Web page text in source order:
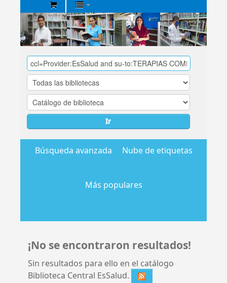
Biblioteca
Central
EsSalud
Ir
Búsqueda avanzada Nube de etiquetas
Más populares
¡No se encontraron resultados!
Sin resultados para ello en el catálogo
Biblioteca Central EsSalud.